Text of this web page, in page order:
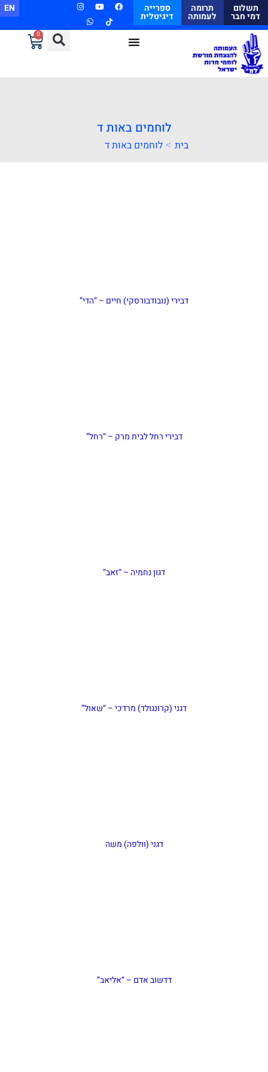
תשלום
דמי חבר
תרומה
לעמותה
ספרייה
דיגיטלית
EN
0
לוחמים באות ד
בית > לוחמים באות ד
דבירי (נובודבורסקי) חיים – “הדי”
דבירי רחל לבית מרק – “רחל”
דגון נחמיה – “זאב”
דגני (קרונגולד) מרדכי – “שאול”
דגני (וולפה) משה
דדשוב אדם – “אליאב”